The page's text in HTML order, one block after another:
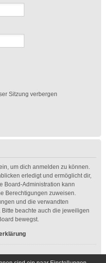
Sitzung verbergen
um dich anmelden zu können.
erledigt und ermöglicht dir,
Board-Administration kann
Berechtigungen zuweisen.
und die verwandten
beachte auch die jeweiligen
bewegst.